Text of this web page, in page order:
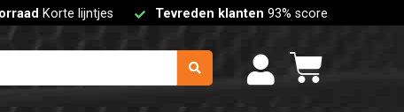
Korte lijntjes Tevreden klanten 93% score